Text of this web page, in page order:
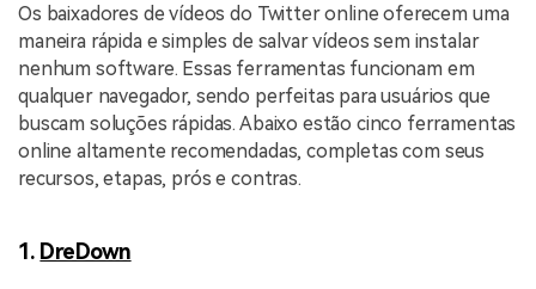
Os baixadores de vídeos do Twitter online oferecem uma
maneira rápida e simples de salvar vídeos sem instalar
nenhum software. Essas ferramentas funcionam em
qualquer navegador, sendo perfeitas para usuários que
buscam soluções rápidas. Abaixo estão cinco ferramentas
online altamente recomendadas, completas com seus
recursos, etapas, prós e contras.
1. DreDown